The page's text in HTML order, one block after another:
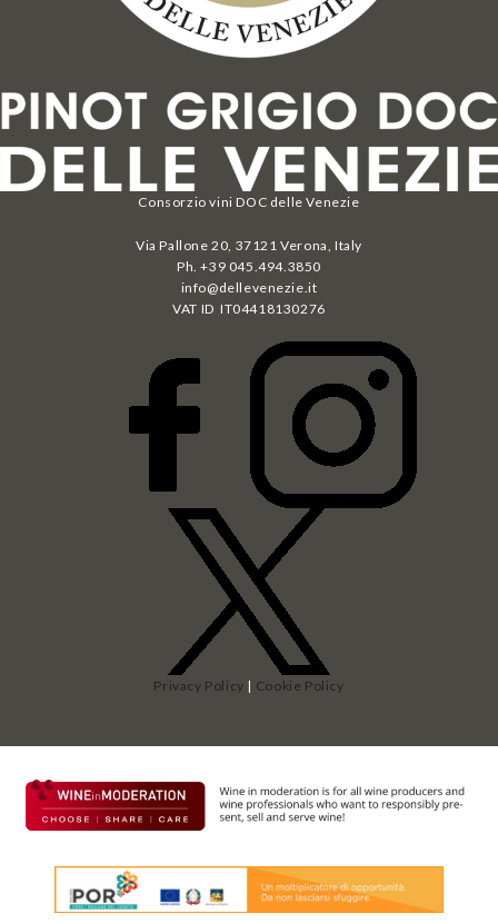
Consorzio vini DOC delle Venezie
Via Pallone 20, 37121 Verona, Italy
Ph. +39 045.494.3850
info@dellevenezie.it
VAT ID IT04418130276
Privacy Policy | Cookie Policy